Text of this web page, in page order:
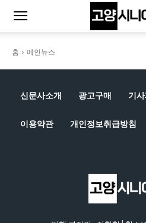
홈 메인뉴스
신문사소개 광고구매 기
이용약관 개인정보취급방침